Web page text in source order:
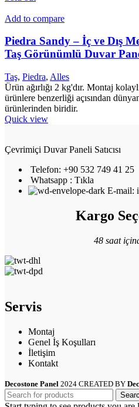
Add to compare
Piedra Sandy – İç ve Dış
Taş Görünümlü Duvar
Taş, Piedra, Alles
Ürün ağırlığı 2 kg'dır. Montaj
ürünlere benzerliği açısından
ürünlerinden biridir.
Quick view
Çevrimiçi Duvar Paneli Satıcısı
Telefon: +90 532 749 41 25
Whatsapp : Tıkla
E-mail:
Kargo
48 saat
Servis
Montaj
Genel İş Koşulları
İletişim
Kontakt
Decostone Panel 2024 CREATED BY